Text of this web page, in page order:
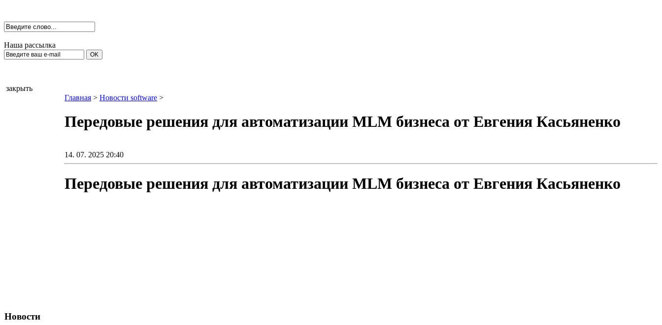
Наша рассылка
закрыть
Новости
Главная > Новости software >
Передовые решения для автоматизации MLM бизнеса от Евгения Касьяненко
14. 07. 2025 20:40
Передовые решения для автоматизации MLM бизнеса от Евгения Касьяненко